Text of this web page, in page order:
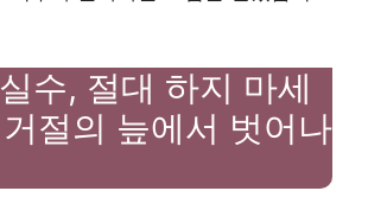
수, 절대 하지 마세
절의 늪에서 벗어나